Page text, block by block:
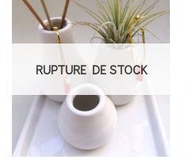
Ajouter
à la
liste de
souhaits
RUPTURE DE STOCK